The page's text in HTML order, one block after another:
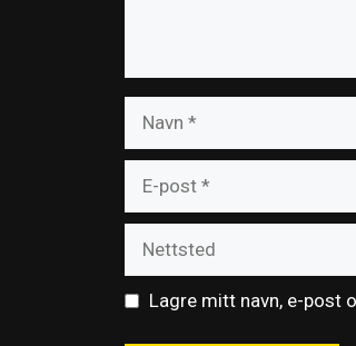
post
Lagre mitt navn, e-post